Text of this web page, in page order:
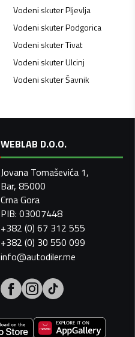
Vodeni skuterPljevlja
Vodeni skuterPodgorica
Vodeni skuterTivat
Vodeni skuterUlcinj
Vodeni skuterŠavnik
WEBLAB D.O.O.
Jovana Tomaševića 1,
Bar, 85000
Crna Gora
PIB: 03007448
+382 (0) 67 312 555
+382 (0) 30 550 099
info@autodiler.me